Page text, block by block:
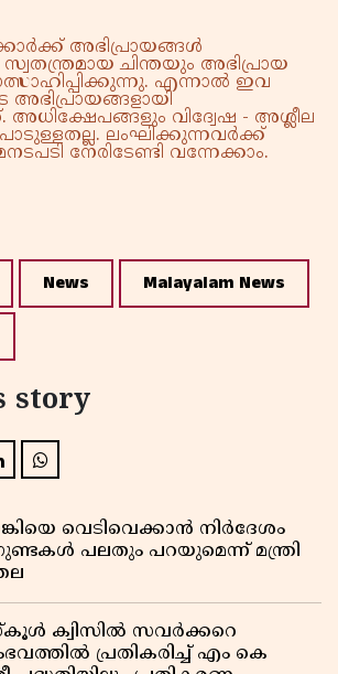
അഭിപ്രായങ്ങൾ
സ്വതന്ത്രമായ ചിന്തയും അഭിപ്രായ
എന്നാൽ ഇവ
വിദ്വേഷ - അശ്ലീല
ലംഘിക്കുന്നവർക്ക്
നേരിടേണ്ടി വന്നേക്കാം.
News Malayalam News
story
വെടിവെക്കാൻ നിർദേശം
ഗുണ്ടകൾ പലതും പറയുമെന്ന് മന്ത്രി
ക്വിസിൽ സവർക്കറെ
പ്രതികരിച്ച് എം കെ